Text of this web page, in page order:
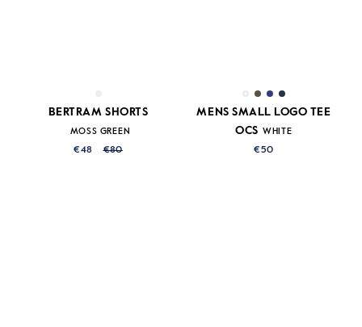
BERTRAM SHORTS
MOSS GREEN
€48 €80
MENS SMALL LOGO TEE
OCS WHITE
€50